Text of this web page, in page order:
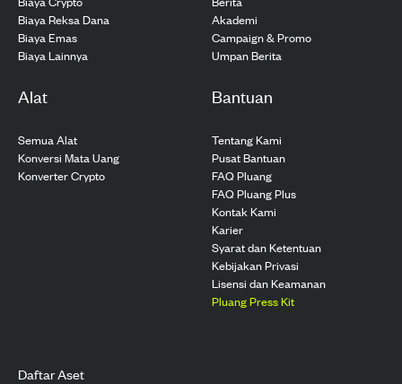
Biaya Reksa Dana
Biaya Emas
Biaya Lainnya
Akademi
Campaign & Promo
Umpan Berita
Alat
Semua Alat
Konversi Mata Uang
Konverter Crypto
Bantuan
Tentang Kami
Pusat Bantuan
FAQ Pluang
FAQ Pluang Plus
Kontak Kami
Karier
Syarat dan Ketentuan
Kebijakan Privasi
Lisensi dan Keamanan
Pluang Press Kit
Daftar Aset